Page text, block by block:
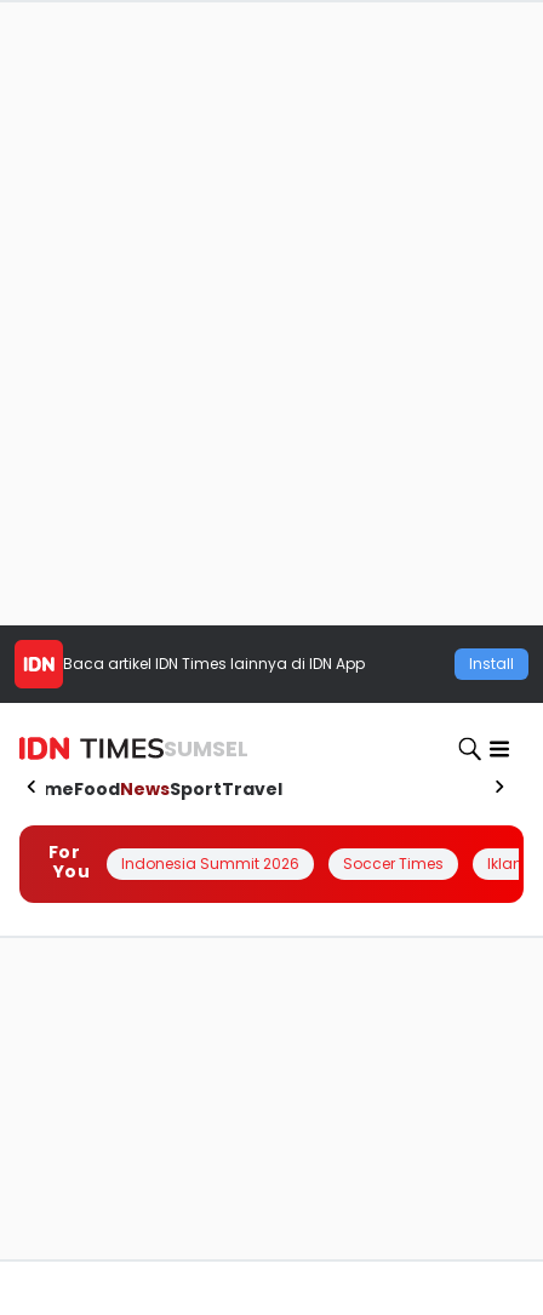
Baca artikel IDN Times lainnya di IDN App Install
SUMSEL
HomeFoodNewsSportTravel
For
You
Indonesia Summit 2026 Soccer Times Iklanin